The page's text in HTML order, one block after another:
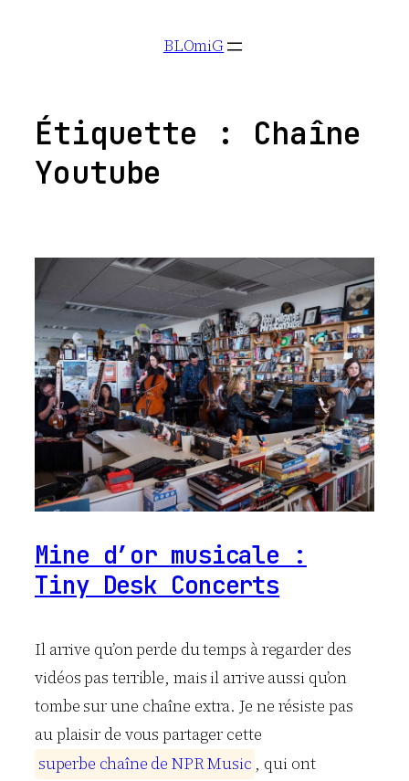
BLOmiG
Étiquette : Chaîne
Youtube
Mine d’or musicale :
Tiny Desk Concerts
Il arrive qu’on perde du temps à regarder des
vidéos pas terrible, mais il arrive aussi qu’on
tombe sur une chaîne extra. Je ne résiste pas
au plaisir de vous partager cette
superbe chaîne de NPRMusic , qui ont